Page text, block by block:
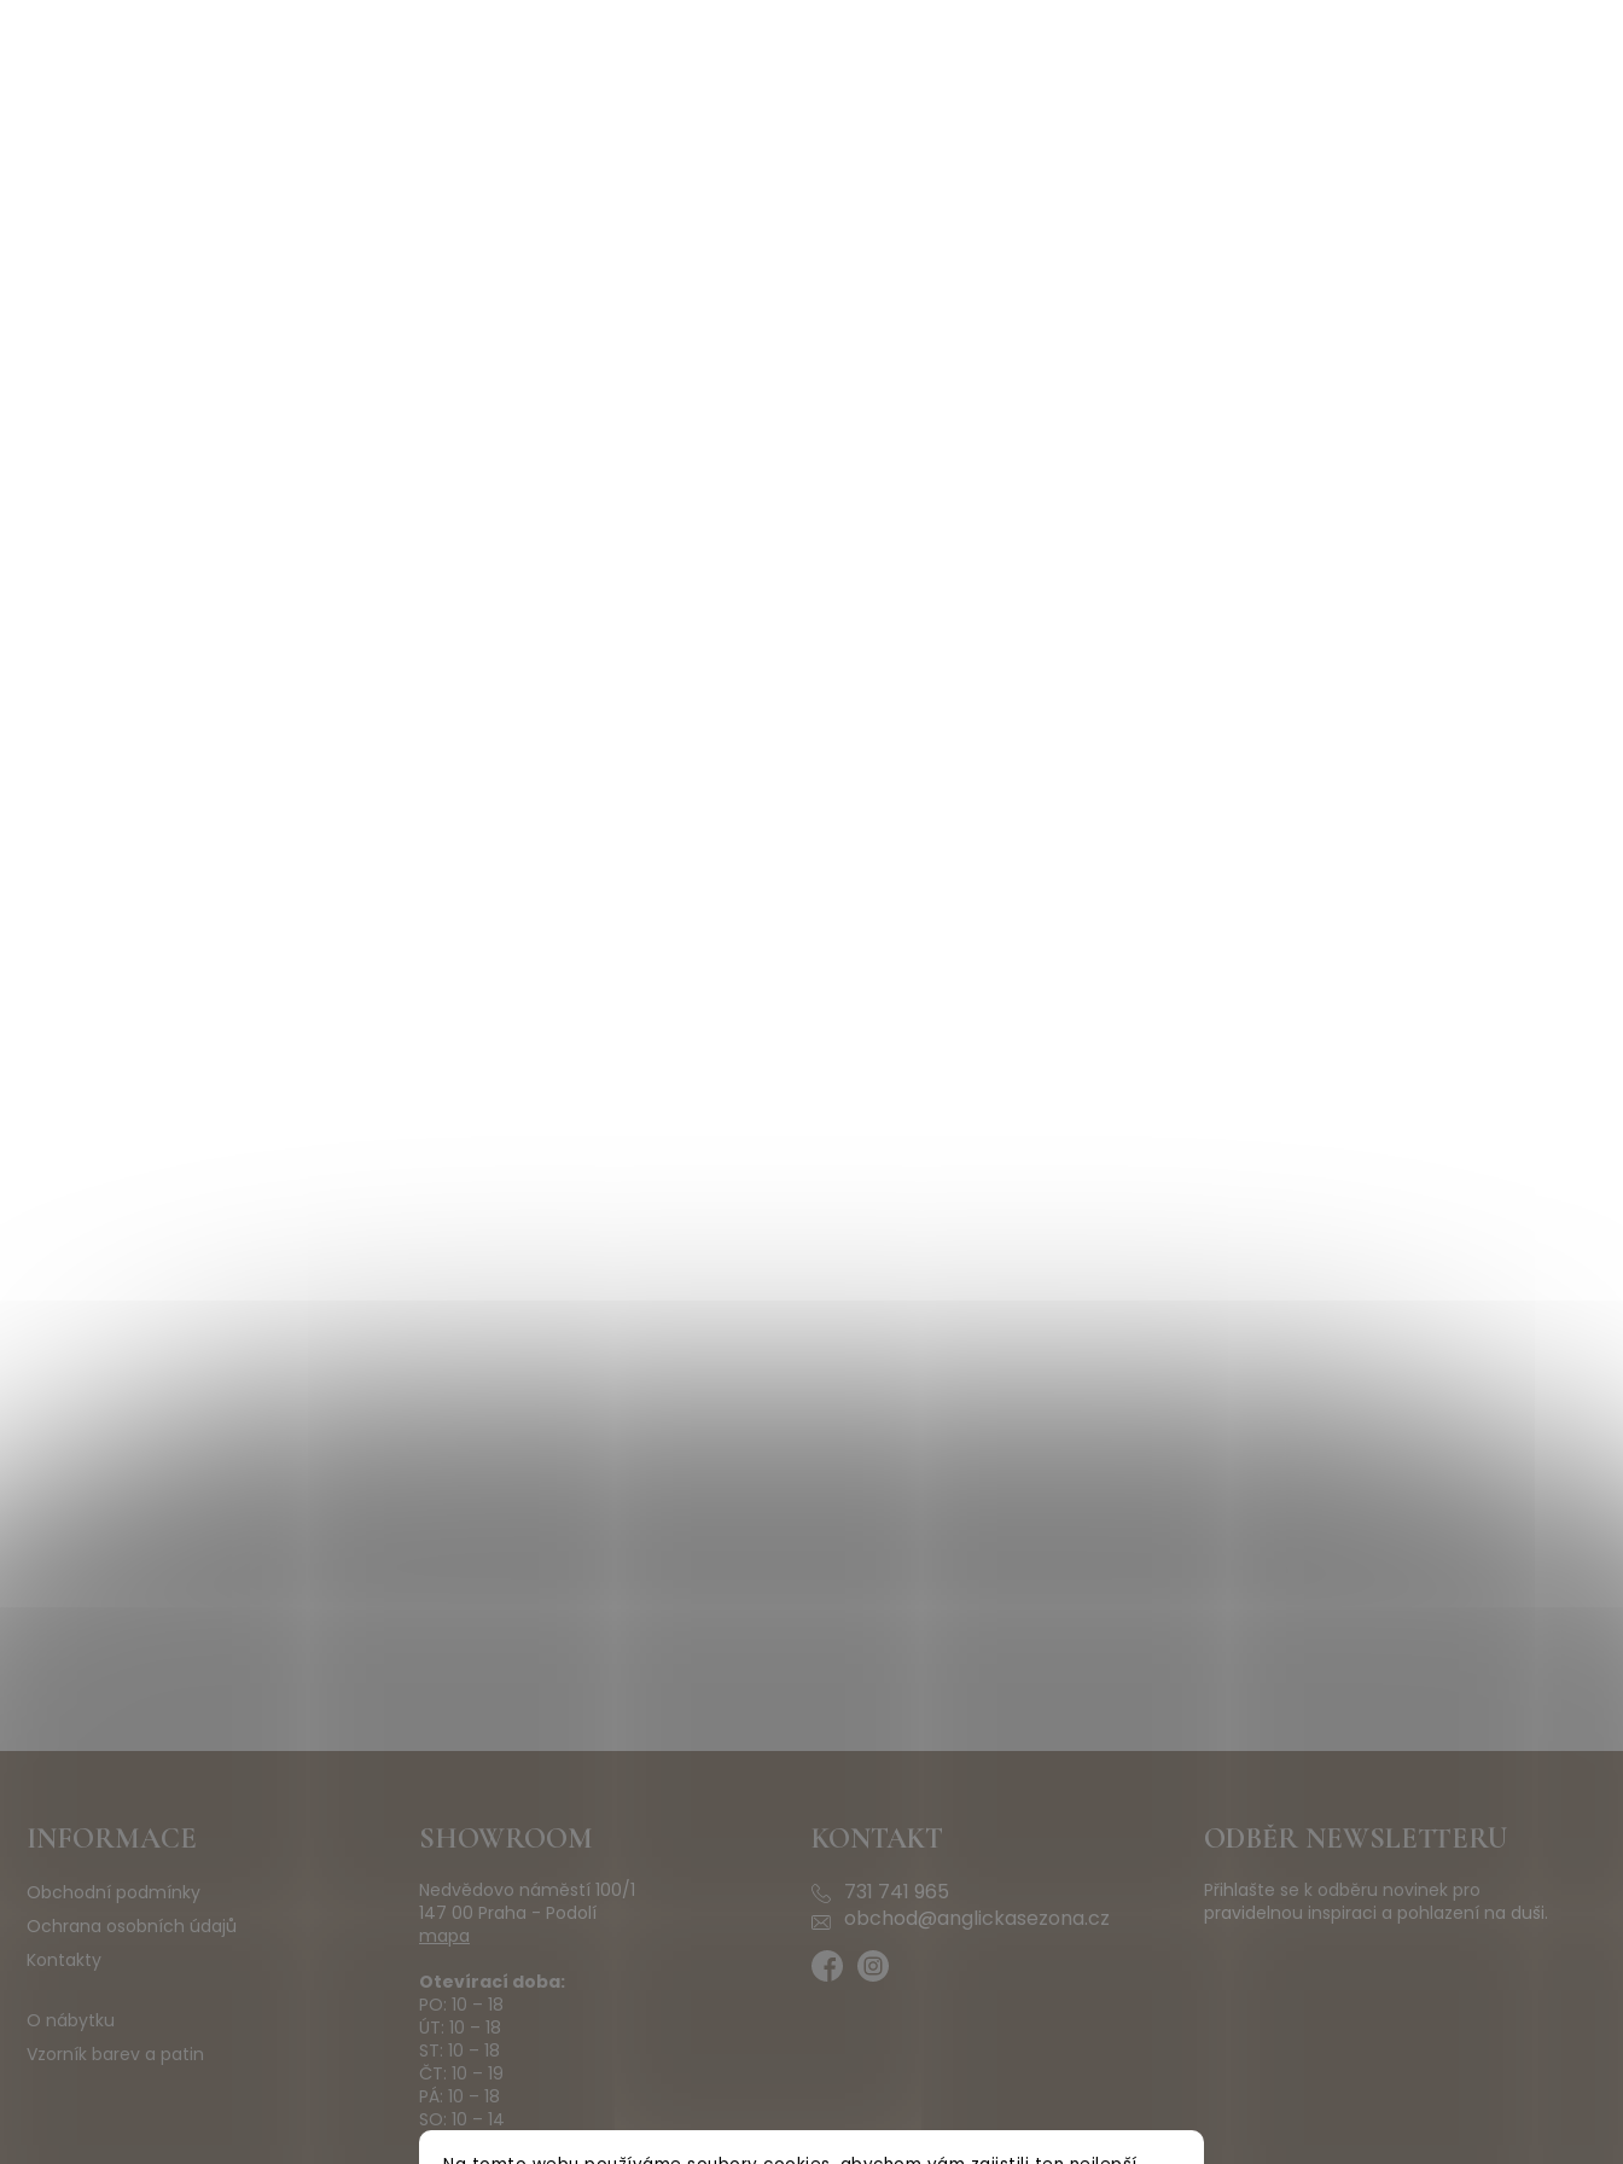
INFORMACE
Obchodní podmínky
Ochrana osobních údajů
Kontakty
O nábytku
Vzorník barev a patin
SHOWROOM
Nedvědovo náměstí 100/1
147 00 Praha - Podolí
mapa
Otevírací doba:
PO: 10 – 18
ÚT: 10 – 18
ST: 10 – 18
ČT: 10 – 19
PÁ: 10 – 18
SO: 10 – 14
NE: ZAVŘENO
KONTAKT
731 741 965
obchod@anglickasezona.cz
ODBĚR NEWSLETTERU
Přihlašte se k odběru novinek pro
pravidelnou inspiraci a pohlazení na duši.